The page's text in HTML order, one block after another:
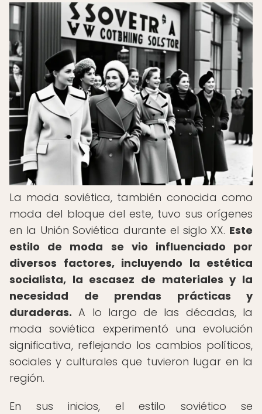
La moda soviética, también conocida como
moda del bloque del este, tuvo sus orígenes
en la Unión Soviética durante el siglo XX. Este
estilo de moda se vio influenciado por
diversos factores, incluyendo la estética
socialista, la escasez de materiales y la
necesidad de prendas prácticas y
duraderas. A lo largo de las décadas, la
moda soviética experimentó una evolución
significativa, reflejando los cambios políticos,
sociales y culturales que tuvieron lugar en la
región.
En sus inicios, el estilo soviético se